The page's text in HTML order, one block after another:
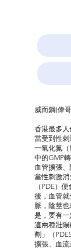
威而鋼(偉
香港最多人
當受到性
一氧化氮
中的GMP
血管擴張
當性刺激
（PDE）
後，血管
脈，陰莖
是，要有一
這兩種壯
劑」（
擴張、血流